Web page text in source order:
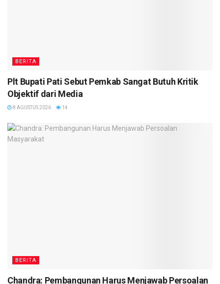
BERITA
Plt Bupati Pati Sebut Pemkab Sangat Butuh Kritik
Objektif dari Media
8 AGUSTUS 2026 14
BERITA
Chandra: Pembangunan Harus Menjawab Persoalan